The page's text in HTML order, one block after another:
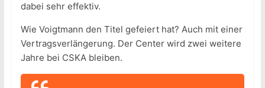
dabei sehr effektiv.
Wie Voigtmann den Titel gefeiert hat? Auch mit einer
Vertragsverlängerung. Der Center wird zwei weitere
Jahre bei CSKA bleiben.